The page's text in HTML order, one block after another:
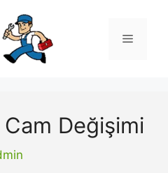
Menü
Değişimi